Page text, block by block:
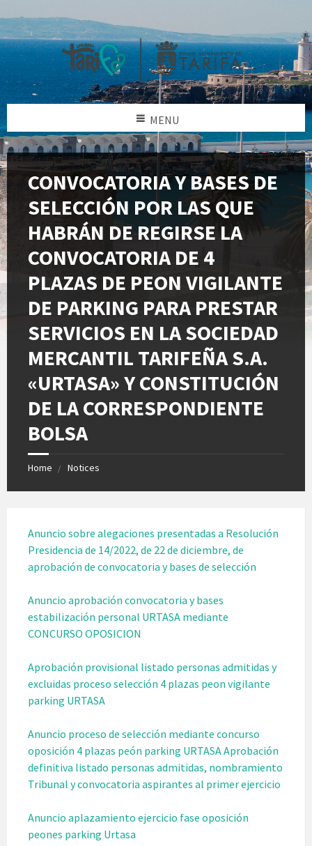
MENU
CONVOCATORIA Y BASES DE
SELECCIÓN POR LAS QUE
HABRÁN DE REGIRSE LA
CONVOCATORIA DE 4
PLAZAS DE PEON VIGILANTE
DE PARKING PARA PRESTAR
SERVICIOS EN LA SOCIEDAD
MERCANTIL TARIFEÑA S.A.
«URTASA» Y CONSTITUCIÓN
DE LA CORRESPONDIENTE
BOLSA
Home Notices
Anuncio sobre alegaciones presentadas a Resolución
Presidencia de 14/2022, de 22 de diciembre, de
aprobación de convocatoria y bases de selección
Anuncio aprobación convocatoria y bases
estabilización personal URTASA mediante
CONCURSO OPOSICION
Aprobación provisional listado personas admitidas y
excluidas proceso selección 4 plazas peon vigilante
parking URTASA
Anuncio proceso de selección mediante concurso
oposición 4 plazas peón parking URTASA Aprobación
definitiva listado personas admitidas, nombramiento
Tribunal y convocatoria aspirantes al primer ejercicio
Anuncio aplazamiento ejercicio fase oposición
peones parking Urtasa